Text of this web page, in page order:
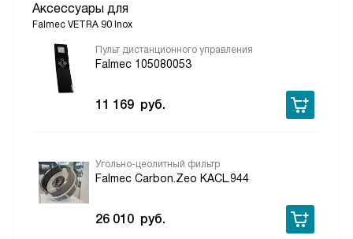
Аксессуары для
Falmec VETRA 90 Inox
Пульт дистанционного управления
Falmec 105080053
11 169 руб.
Угольно-цеолитный фильтр
Falmec Carbon.Zeo KACL.944
26 010 руб.